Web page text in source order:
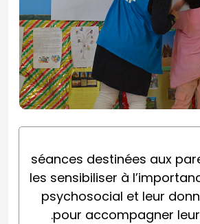
25 séances destinées aux
les sensibiliser à
psychosocial et leur
pour accompagner